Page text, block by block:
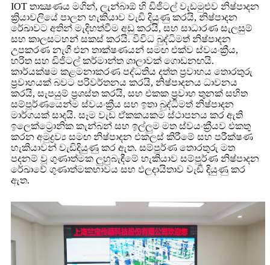
IOT තාක්‍ෂණය මගින්, ලැන්බාඕ හි ඩිජිටල් වැඩමුළුව නිෂ්පාදන
ක්‍රියාවලියේ පාලන හැකියාව වැඩි දියුණු කරයි, නිෂ්පාදන
රේඛාවට අතින් මැදිහත්වීම අඩු කරයි, සහ සාධාරණ සැලසුම්
සහ කාලසටහන් සකස් කරයි. විවිධ බුද්ධිමත් නිෂ්පාදන
උපකරණ නැගී එන තාක්ෂණයන් සමඟ එක්ව ස්වයංක්‍රීය,
හරිත සහ ඩිජිටල් කර්මාන්ත ශාලාවක් ගොඩනඟයි.
කාර්යක්ෂම කළමනාකරණ පද්ධතිය දත්ත ප්‍රවාහය තොරතුරු
ප්‍රවාහයක් බවට පරිවර්තනය කරයි, නිෂ්පාදනය ධාවනය
කරයි, සැපයුම් ප්‍රශස්ත කරයි, සහ එකක ප්‍රවාහ තුනක් සහිත
සම්පූර්ණයෙන්ම ස්වයංක්‍රීය සහ ඉතා බුද්ධිමත් නිෂ්පාදන
මාර්ගයක් සාදයි. සෑම වැඩ ඒකකයකම ස්ථාපනය කර ඇති
ඉලෙක්ට්‍රොනික කැන්බන් සහ ඉල්ලුම මත ස්වයංක්‍රීයව එකතු
කරන අමුද්‍රව්‍ය සමඟ නිෂ්පාදන එකලස් කිරීමේ සහ පරීක්ෂණ
හැකියාවන් වැඩිදියුණු කර ඇත. සම්පූර්ණ තොරතුරු මත
පදනම් වූ ගුණාත්මක ලුහුබැඳීමේ හැකියාව සම්පූර්ණ නිෂ්පාදන
රේඛාවේ ගුණාත්මකභාවය සහ ඵලදායිතාව වැඩි දියුණු කර
ඇත.